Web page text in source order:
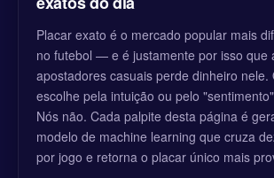
Placar exato é o mercado popular mais
no futebol — e é justamente por isso que
apostadores casuais perde dinheiro nele.
escolhe pela intuição ou pelo
Nós não. Cada palpite desta página é
modelo de machine learning que cruza
por jogo e retorna o placar único mais